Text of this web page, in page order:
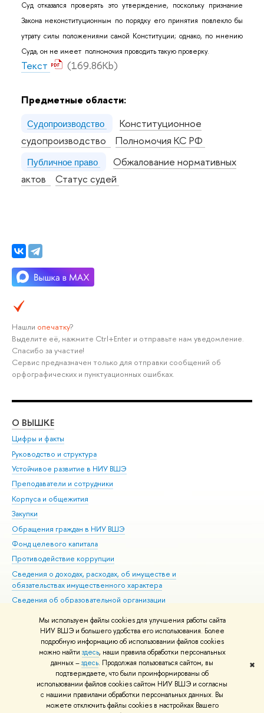
Мы используем файлы cookies для улучшения работы сайта
НИУ ВШЭ и большего удобства его использования. Более
подробную информацию об использовании файлов cookies
можно найти здесь, наши правила обработки персональных
данных –здесь. Продолжая пользоваться сайтом, вы
подтверждаете, что были проинформированы об
использовании файлов cookies сайтом НИУ ВШЭ и согласны
с нашими правилами обработки персональных данных. Вы
можете отключить файлы cookies в настройках Вашего
✖
Суд отказался проверять это утверждение, поскольку признание
Закона неконституционным по порядку его принятия повлекло бы
утрату силы положениями самой Конституции; однако, по мнению
Суда, он не имеет полномочия проводить такую проверку.
Текст (169.86Kb)
Предметные области:
Судопроизводство
Конституционное
судопроизводство
Полномочия КС РФ
Публичное право
Обжалование нормативных
актов
Статус судей
Нашли опечатку?
Выделите её, нажмите Ctrl+Enter и отправьте нам уведомление.
Спасибо за участие!
Сервис предназначен только для отправки сообщений об
орфографических и пунктуационных ошибках.
О ВЫШКЕ
Цифры и факты
Руководство и структура
Устойчивое развитие в НИУ ВШЭ
Преподаватели и сотрудники
Корпуса и общежития
Закупки
Обращения граждан в НИУ ВШЭ
Фонд целевого капитала
Противодействие коррупции
Сведения о доходах, расходах, об имуществе и
обязательствах имущественного характера
Сведения об образовательной организации
Людям с ограниченными возможностями здоровья
Единая платежная страница
Работа в Вышке
© НИУ ВШЭ 1993–2026 Адреса и контакты Условия использования
материалов Политика конфиденциальности Карта сайта
Шрифты HSE Sans и HSE Slab разработаны вШколе дизайна НИУ ВШЭ